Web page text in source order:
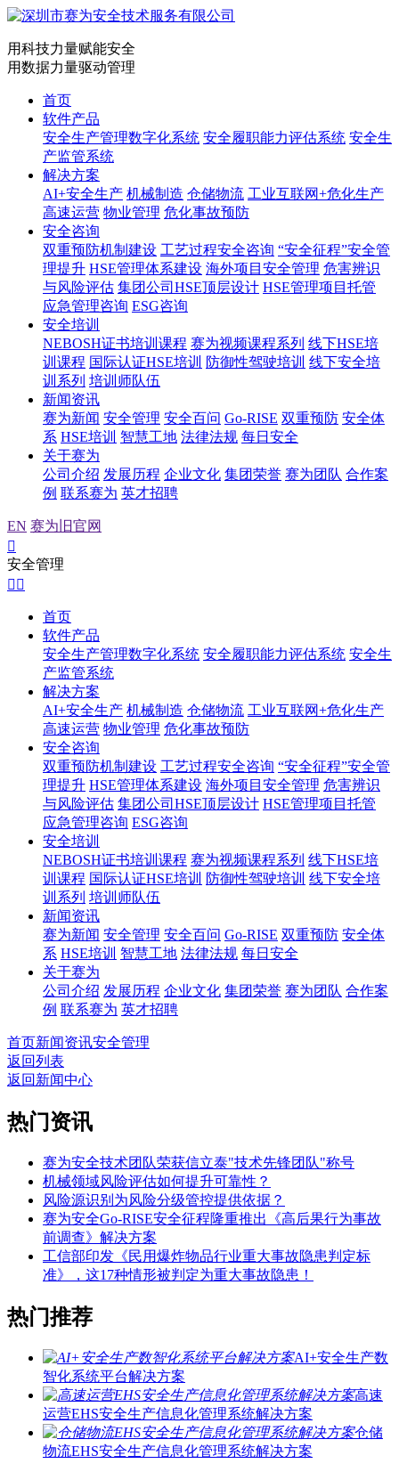
用科技力量赋能安全
用数据力量驱动管理
首页
软件产品
安全生产管理数字化系统 安全履职能力评估系统 安全生
产监管系统
解决方案
AI+安全生产 机械制造 仓储物流 工业互联网+危化生产
高速运营 物业管理 危化事故预防
安全咨询
双重预防机制建设 工艺过程安全咨询 “安全征程”安全管
理提升 HSE管理体系建设 海外项目安全管理 危害辨识
与风险评估 集团公司HSE顶层设计 HSE管理项目托管
应急管理咨询 ESG咨询
安全培训
NEBOSH证书培训课程 赛为视频课程系列 线下HSE培
训课程 国际认证HSE培训 防御性驾驶培训 线下安全培
训系列 培训师队伍
新闻资讯
赛为新闻 安全管理 安全百问 Go-RISE 双重预防 安全体
系 HSE培训 智慧工地 法律法规 每日安全
关于赛为
公司介绍 发展历程 企业文化 集团荣誉 赛为团队 合作案
例 联系赛为 英才招聘
EN 赛为旧官网

安全管理
 
首页
软件产品
安全生产管理数字化系统 安全履职能力评估系统 安全生
产监管系统
解决方案
AI+安全生产 机械制造 仓储物流 工业互联网+危化生产
高速运营 物业管理 危化事故预防
安全咨询
双重预防机制建设 工艺过程安全咨询 “安全征程”安全管
理提升 HSE管理体系建设 海外项目安全管理 危害辨识
与风险评估 集团公司HSE顶层设计 HSE管理项目托管
应急管理咨询 ESG咨询
安全培训
NEBOSH证书培训课程 赛为视频课程系列 线下HSE培
训课程 国际认证HSE培训 防御性驾驶培训 线下安全培
训系列 培训师队伍
新闻资讯
赛为新闻 安全管理 安全百问 Go-RISE 双重预防 安全体
系 HSE培训 智慧工地 法律法规 每日安全
关于赛为
公司介绍 发展历程 企业文化 集团荣誉 赛为团队 合作案
例 联系赛为 英才招聘
首页新闻资讯安全管理
返回列表
返回新闻中心
热门资讯
赛为安全技术团队荣获信立泰"技术先锋团队"称号
机械领域风险评估如何提升可靠性？
风险源识别为风险分级管控提供依据？
赛为安全Go-RISE安全征程隆重推出《高后果行为事故
前调查》解决方案
工信部印发《民用爆炸物品行业重大事故隐患判定标
准》，这17种情形被判定为重大事故隐患！
热门推荐
AI+安全生产数
智化系统平台解决方案
高速
运营EHS安全生产信息化管理系统解决方案
仓储
物流EHS安全生产信息化管理系统解决方案